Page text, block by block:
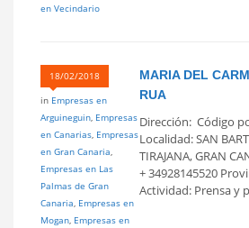
en Vecindario
18/02/2018
in Empresas en
Arguineguin, Empresas
en Canarias, Empresas
en Gran Canaria,
Empresas en Las
Palmas de Gran
Canaria, Empresas en
Mogan, Empresas en
MARIA DEL
RUA
Dirección: Código
Localidad: SAN
TIRAJANA, GRAN
+ 34928145520
Actividad: Prensa y